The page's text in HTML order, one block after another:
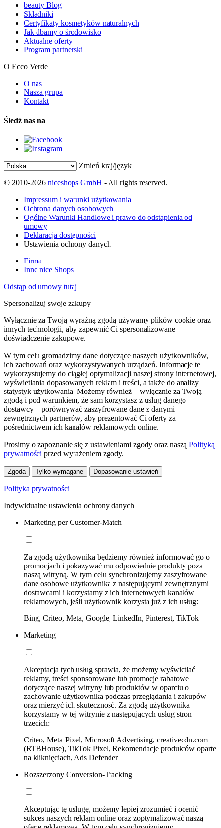
beauty Blog
Składniki
Certyfikaty kosmetyków naturalnych
Jak dbamy o środowisko
Aktualne oferty
Program partnerski
O Ecco Verde
O nas
Nasza grupa
Kontakt
Śledź nas na
Zmień kraj/język
© 2010-2026 niceshops GmbH - All rights reserved.
Impressum i warunki użytkowania
Ochrona danych osobowych
Ogólne Warunki Handlowe i prawo do odstąpienia od
umowy
Deklaracja dostępności
Ustawienia ochrony danych
Firma
Inne nice Shops
Odstąp od umowy tutaj
Spersonalizuj swoje zakupy
Wyłącznie za Twoją wyraźną zgodą używamy plików cookie oraz
innych technologii, aby zapewnić Ci spersonalizowane
doświadczenie zakupowe.
W tym celu gromadzimy dane dotyczące naszych użytkowników,
ich zachowań oraz wykorzystywanych urządzeń. Informacje te
wykorzystujemy do ciągłej optymalizacji naszej strony internetowej,
wyświetlania dopasowanych reklam i treści, a także do analizy
statystyk użytkowania. Możemy również – wyłącznie za Twoją
zgodą i pod warunkiem, że sam korzystasz z usług danego
dostawcy – porównywać zaszyfrowane dane z danymi
zewnętrznych partnerów, aby prezentować Ci oferty za
pośrednictwem ich kanałów reklamowych online.
Prosimy o zapoznanie się z ustawieniami zgody oraz naszą Polityką
prywatności przed wyrażeniem zgody.
Zgoda Tylko wymagane Dopasowanie ustawień
Polityka prywatności
Indywidualne ustawienia ochrony danych
Marketing per Customer-Match
Za zgodą użytkownika będziemy również informować go o
promocjach i pokazywać mu odpowiednie produkty poza
naszą witryną. W tym celu synchronizujemy zaszyfrowane
dane osobowe użytkownika z następującymi zewnętrznymi
dostawcami i korzystamy z ich internetowych kanałów
reklamowych, jeśli użytkownik korzysta już z ich usług:
Bing, Criteo, Meta, Google, LinkedIn, Pinterest, TikTok
Marketing
Akceptacja tych usług sprawia, że możemy wyświetlać
reklamy, treści sponsorowane lub promocje rabatowe
dotyczące naszej witryny lub produktów w oparciu o
zachowanie użytkownika podczas przeglądania i zakupów
oraz mierzyć ich skuteczność. Za zgodą użytkownika
korzystamy w tej witrynie z następujących usług stron
trzecich:
Criteo, Meta-Pixel, Microsoft Advertising, creativecdn.com
(RTBHouse), TikTok Pixel, Rekomendacje produktów oparte
na kliknięciach, Ads Defender
Rozszerzony Conversion-Tracking
Akceptując tę usługę, możemy lepiej zrozumieć i ocenić
sukces naszych reklam online oraz zoptymalizować naszą